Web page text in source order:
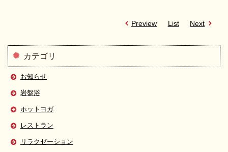
Preview List Next
カテゴリ
お知らせ
岩盤浴
ホットヨガ
レストラン
リラクゼーション